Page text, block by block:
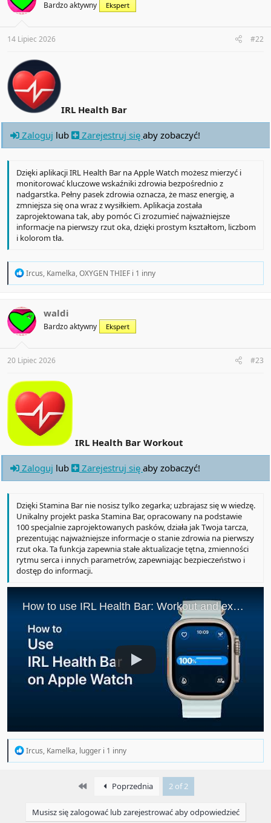
o
s
:
Bardzo aktywny Ekspert
14 Lipiec 2026 #22
IRL Health Bar
Zaloguj lub Zarejestruj się aby zobaczyć!
Dzięki aplikacji IRL Health Bar na Apple Watch możesz mierzyć i
monitorować kluczowe wskaźniki zdrowia bezpośrednio z
nadgarstka. Pełny pasek zdrowia oznacza, że masz energię, a
zmniejsza się ona wraz z wysiłkiem. Aplikacja została
zaprojektowana tak, aby pomóc Ci zrozumieć najważniejsze
informacje na pierwszy rzut oka, dzięki prostym kształtom, liczbom
i kolorom tła.
R
t
i
o
s
:
Ircus, Kamelka,OXYGEN THIEF i 1 inny
waldi
Bardzo aktywny Ekspert
20 Lipiec 2026 #23
IRL Health Bar Workout
Zaloguj lub Zarejestruj się aby zobaczyć!
Dzięki Stamina Bar nie nosisz tylko zegarka; uzbrajasz się w wiedzę.
Unikalny projekt paska Stamina Bar, opracowany na podstawie
100 specjalnie zaprojektowanych pasków, działa jak Twoja tarcza,
prezentując najważniejsze informacje o stanie zdrowia na pierwszy
rzut oka. Ta funkcja zapewnia stałe aktualizacje tętna, zmienności
rytmu serca i innych parametrów, zapewniając bezpieczeństwo i
dostęp do informacji.
R
Ircus, Kamelka, lugger i 1 inny
First Poprzednia 2 of 2
Musisz się zalogować lub zarejestrować aby odpowiedzieć